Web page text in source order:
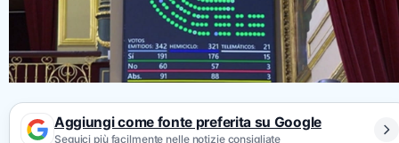
Aggiungi come fonte preferita su Google
Seguici più facilmente nelle notizie consigliate